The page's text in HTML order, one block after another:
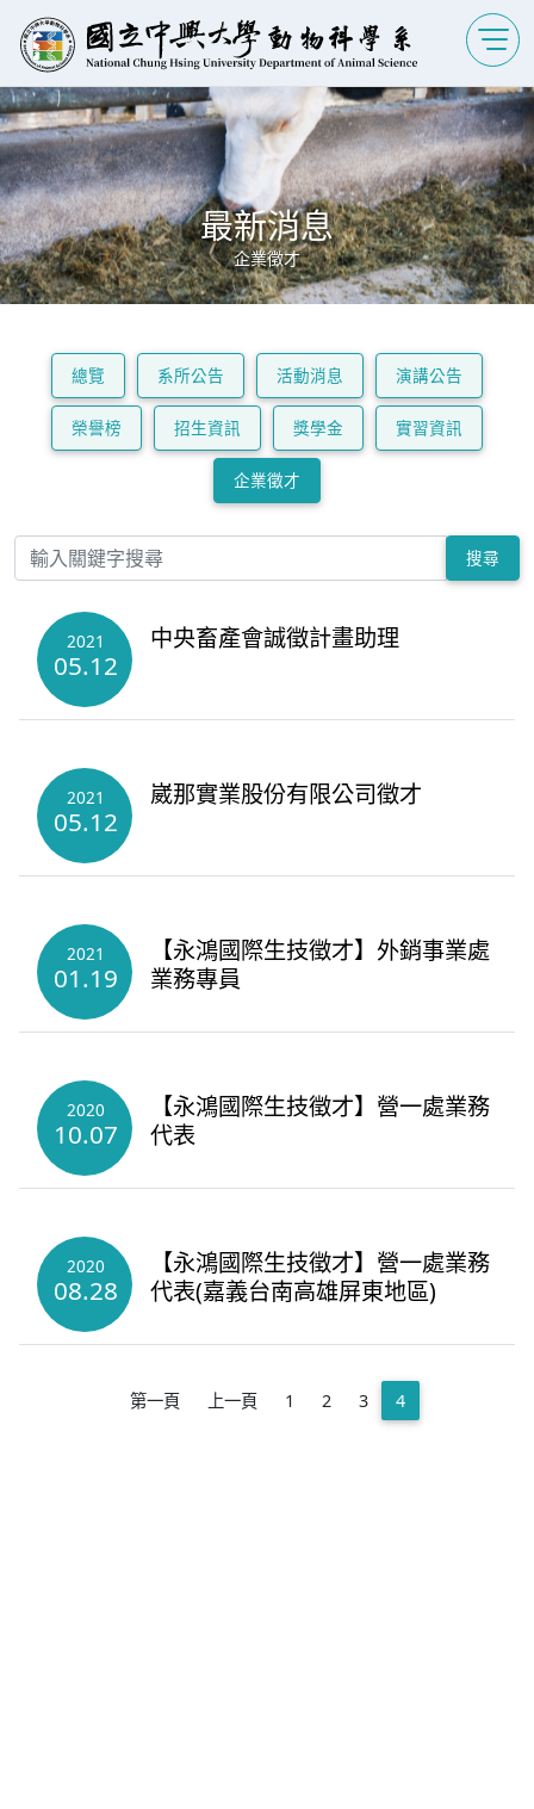
最新消息
企業徵才
總覽 系所公告 活動消息 演講公告
榮譽榜 招生資訊 獎學金 實習資訊
企業徵才
搜尋
2021
05.12
中央畜產會誠徵計畫助理
2021
05.12
崴那實業股份有限公司徵才
2021
01.19
【永鴻國際生技徵才】外銷事業處
業務專員
2020
10.07
【永鴻國際生技徵才】營一處業務
代表
2020
08.28
【永鴻國際生技徵才】營一處業務
代表(嘉義台南高雄屏東地區)
第一頁 上一頁 1 2 3 4